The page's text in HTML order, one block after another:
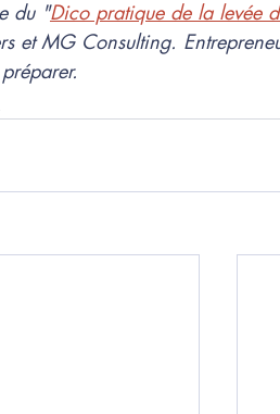
du "Dico pratique de la levée
et MG Consulting.